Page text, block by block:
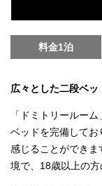
料金1泊
広々とした二段ベ
「ドミトリールー
ベッドを完備して
感じることができ
境で、18歳以上の方